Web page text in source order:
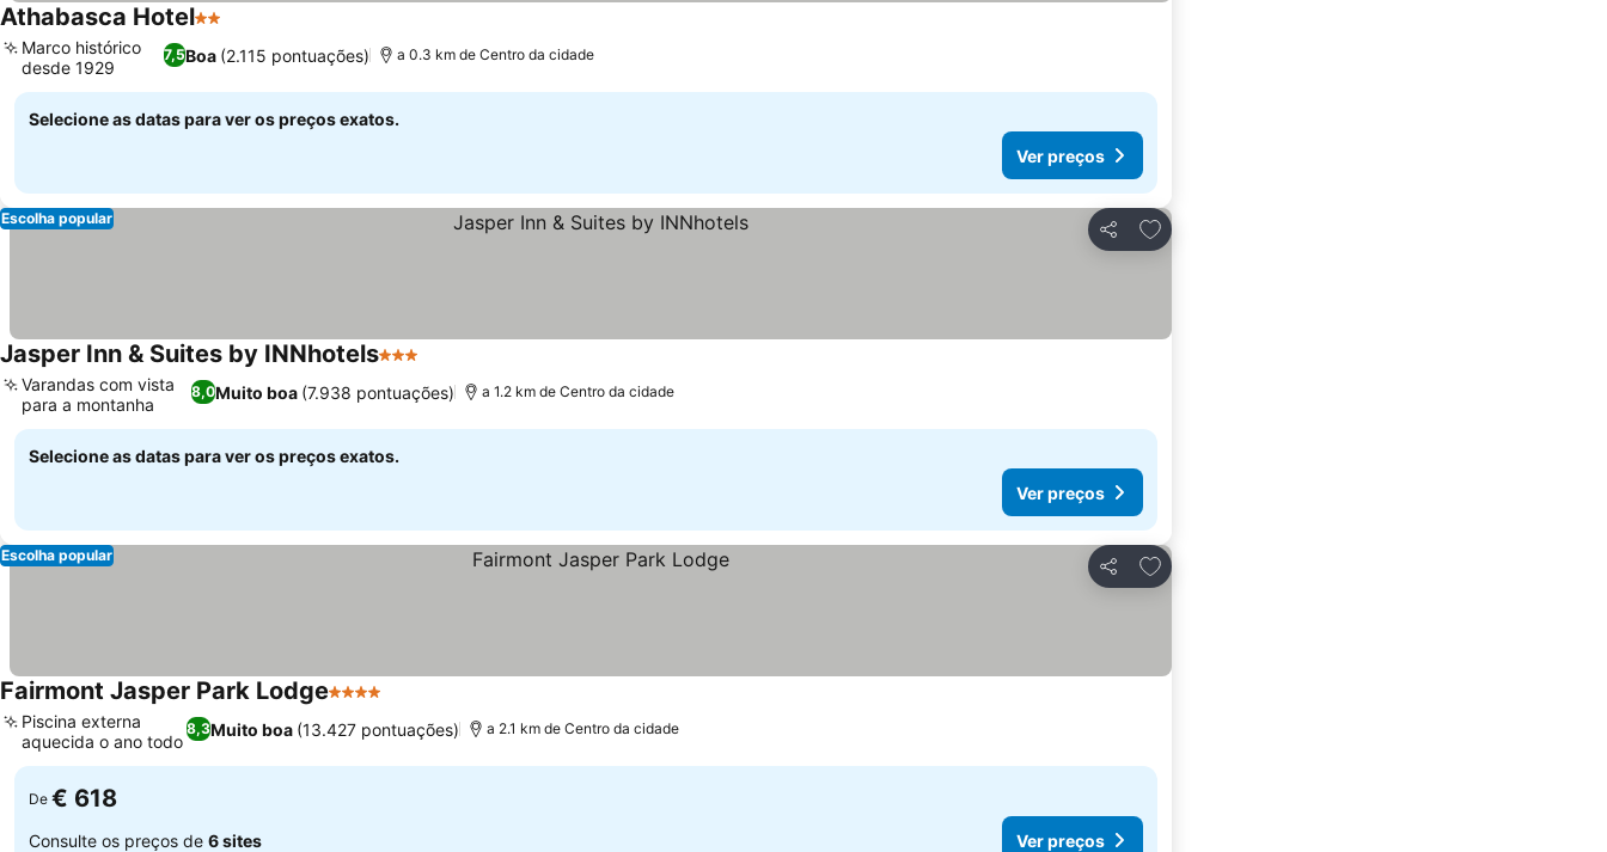
Athabasca Hotel2 Estrelas
7,5Boa (2.115 pontuações)
Marco histórico
desde 1929
a 0.3 km de Centro da cidade
Selecione as datas para ver os preços exatos.
Ver preços
Partilhar
Adicionar aos favoritos
Escolha popular
Jasper Inn & Suites by INNhotels3 Estrelas
8,0Muito boa (7.938 pontuações)
Varandas com vista
para a montanha
a 1.2 km de Centro da cidade
Selecione as datas para ver os preços exatos.
Ver preços
Partilhar
Adicionar aos favoritos
Escolha popular
Fairmont Jasper Park Lodge4 Estrelas
8,3Muito boa (13.427 pontuações)
Piscina externa
aquecida o ano todo
a 2.1 km de Centro da cidade
De € 618
Consulte os preços de 6 sites Ver preços